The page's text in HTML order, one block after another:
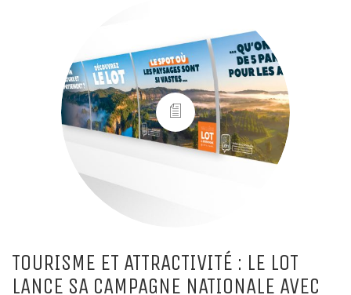
TOURISME ET ATTRACTIVITÉ : LE LOT
LANCE SA CAMPAGNE NATIONALE AVEC